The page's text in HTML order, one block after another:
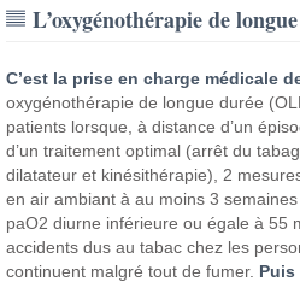
L’oxygénothérapie de
C’est la prise en charge médicale
oxygénothérapie de longue durée
patients lorsque, à distance d’un
d’un traitement optimal (arrêt du
dilatateur et kinésithérapie), 2
en air ambiant à au moins 3
paO2 diurne inférieure ou égale à 55
accidents dus au tabac chez les
continuent malgré tout de fumer.